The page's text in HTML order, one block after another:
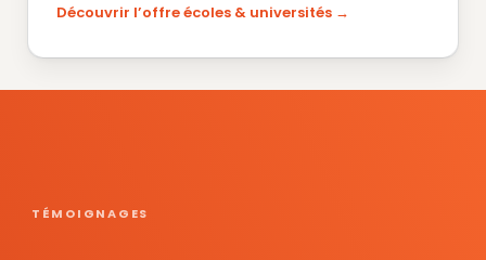
Découvrir l’offre écoles & universités
TÉMOIGNAGES